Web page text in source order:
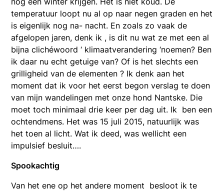
temperatuur loopt nu al op naar negen graden en het
is eigenlijk nog na- nacht. En zoals zo vaak de
afgelopen jaren, denk ik , is dit nu wat ze met een al
bijna clichéwoord ‘ klimaatverandering ‘noemen? Ben
ik daar nu echt getuige van? Of is het slechts een
grilligheid van de elementen ? Ik denk aan het
moment dat ik voor het eerst begon verslag te doen
van mijn wandelingen met onze hond Nantske. Die
moet toch minimaal drie keer per dag uit. Ik ben een
ochtendmens. Het was 15 juli 2015, natuurlijk was
het toen al licht. Wat ik deed, was wellicht een
impulsief besluit….
Spookachtig
Van het ene op het andere moment besloot ik te